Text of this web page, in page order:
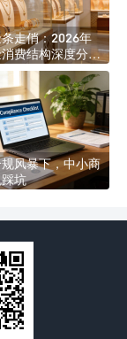
走俏：2026年
费结构深度分化
风暴下，中小商
坑